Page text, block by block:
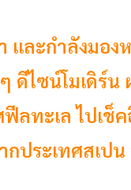
ละกำลังมอง
ดีไซน์โมเดิ
ลทะเล ไปเช็
ากประเทศส